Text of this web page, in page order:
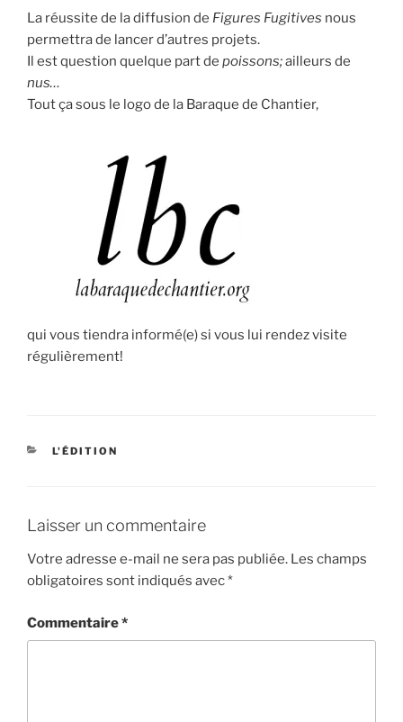
La réussite de la diffusion de Figures Fugitives nous
permettra de lancer d’autres projets.
Il est question quelque part de poissons;ailleurs de
nus…
Tout ça sous le logo de la Baraque de Chantier,
qui vous tiendra informé(e) si vous lui rendez visite
régulièrement!
CATÉGORIES
L'ÉDITION
Laisser un commentaire
Votre adresse e-mail ne sera pas publiée. Les champs
obligatoires sont indiqués avec*
Commentaire*